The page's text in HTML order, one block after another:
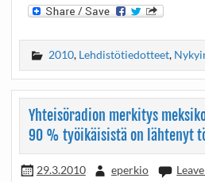
2010, Lehdistötiedotteet,
Yhteisöradion merkitys
90 % työikäisistä on lähtenyt
29.3.2010 eperkio